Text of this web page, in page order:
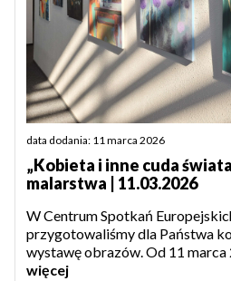
data dodania: 11 marca 2026
„Kobieta i inne cuda
malarstwa | 11.03.2026
W Centrum Spotkań
przygotowaliśmy dla Państwa
wystawę obrazów. Od 11 marca
więcej